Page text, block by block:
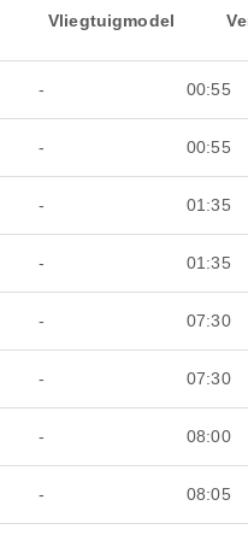
Vliegtuigmodel
- 00:55
- 00:55
- 01:35
- 01:35
- 07:30
- 07:30
- 08:00
- 08:05